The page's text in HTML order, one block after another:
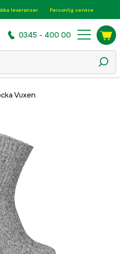
leveranser Personlig service
0345 - 400 00
Vuxen